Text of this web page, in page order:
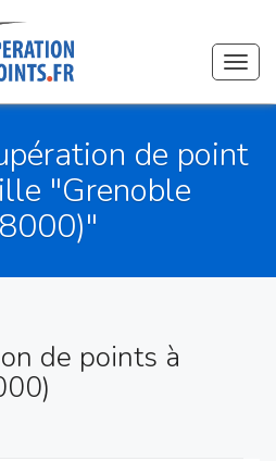
de point
"Grenoble
de points à